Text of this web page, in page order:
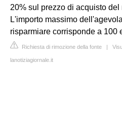
20% sul prezzo di acquisto
L'importo massimo
risparmiare corrisponde a 100
Richiesta di rimozione della fonte |
lanotiziagiornale.it